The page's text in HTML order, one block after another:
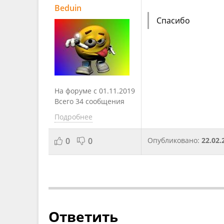
Beduin
На форуме с 01.11.2019
Всего 34 сообщения
Подробнее
Спасибо
0 0 Опубликовано:
Ответить